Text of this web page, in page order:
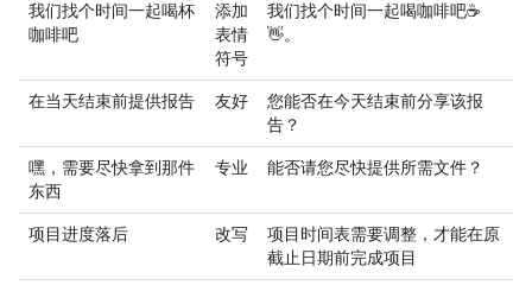
我们找个时间一起喝杯
咖啡吧
添加
表情
符号
我们找个时间一起喝咖啡吧☕
👋。
在当天结束前提供报告 友好
您能否在今天结束前分享该报
告？
嘿，需要尽快拿到那件
东西
专业 能否请您尽快提供所需文件？
项目进度落后 改写
项目时间表需要调整，才能在原
截止日期前完成项目